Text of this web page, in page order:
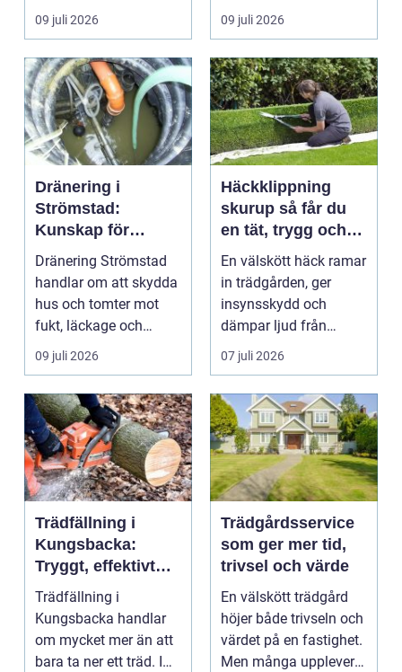
skrymma...
09 juli 2026
bostadsrättsföreningar
och ...
09 juli 2026
Dränering i
Strömstad:
Kunskap för
tryggare
husgrunder
Dränering Strömstad
handlar om att skydda
hus och tomter mot
fukt, läckage och
l&arin...
09 juli 2026
Häckklippning
skurup så får du
en tät, trygg och
snygg häck året
runt
En välskött häck ramar
in trädgården, ger
insynsskydd och
dämpar ljud från
vägen. Samtidigt kan
häck...
07 juli 2026
Trädfällning i
Kungsbacka:
Tryggt, effektivt
och med omtanke
om hela tomten
Trädfällning i
Kungsbacka handlar
om mycket mer än att
bara ta ner ett träd. I
Trädgårdsservice
som ger mer tid,
trivsel och värde
En välskött trädgård
höjer både trivseln och
värdet på en fastighet.
Men många upplever